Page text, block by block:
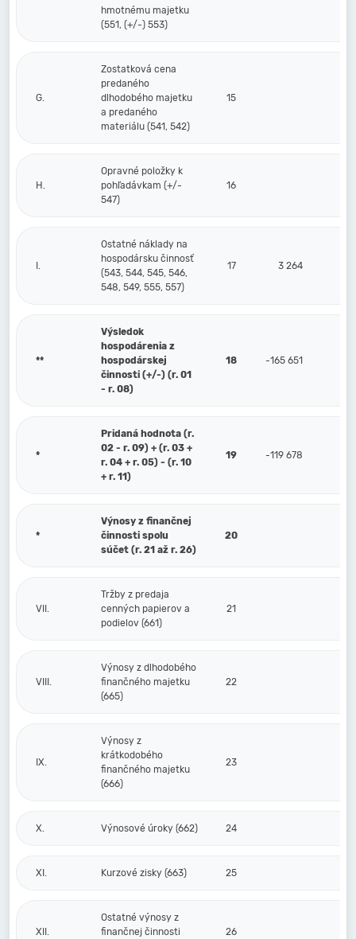
hmotnému majetku
(551, (+/-) 553)
G.
Zostatková cena
predaného
dlhodobého majetku
a predaného
materiálu (541, 542)
15
H.
Opravné položky k
pohľadávkam (+/-
547)
16
I.
Ostatné náklady na
hospodársku činnosť
(543, 544, 545, 546,
548, 549, 555, 557)
17 3 264
**
Výsledok
hospodárenia z
hospodárskej
činnosti (+/-) (r. 01
- r. 08)
18 -165 651
*
Pridaná hodnota (r.
02 - r. 09) + (r. 03 +
r. 04 + r. 05) - (r. 10
+ r. 11)
19 -119 678
*
Výnosy z finančnej
činnosti spolu
súčet (r. 21 až r. 26)
20
VII.
Tržby z predaja
cenných papierov a
podielov (661)
21
VIII.
Výnosy z dlhodobého
finančného majetku
(665)
22
IX.
Výnosy z
krátkodobého
finančného majetku
(666)
23
X. Výnosové úroky (662) 24
XI. Kurzové zisky (663) 25
XII.
Ostatné výnosy z
finančnej činnosti
26